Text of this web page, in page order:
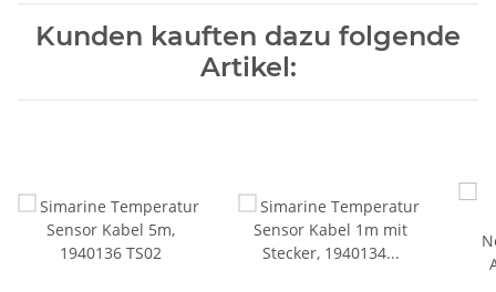
Kunden kauften dazu folgende
Artikel: